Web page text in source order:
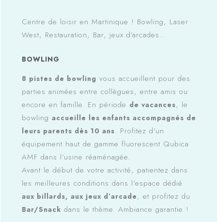
Centre de loisir en Martinique ! Bowling, Laser
West, Restauration, Bar, jeux d’arcades…
BOWLING
8 pistes de bowling vous accueillent pour des
parties animées entre collègues, entre amis ou
encore en famille. En période de vacances, le
bowling accueille les enfants accompagnés de
leurs parents dès 10 ans. Profitez d’un
équipement haut de gamme fluorescent Qubica
AMF dans l’usine réaménagée.
Avant le début de votre activité, patientez dans
les meilleures conditions dans l’espace dédié
aux billards, aux jeux d’arcade, et profitez du
Bar/Snack dans le thème. Ambiance garantie !